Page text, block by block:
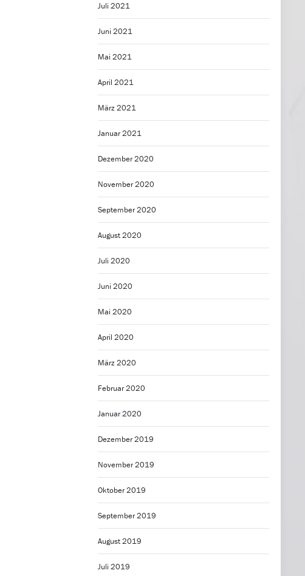
Juli 2021
Juni 2021
Mai 2021
April 2021
März 2021
Januar 2021
Dezember 2020
November 2020
September 2020
August 2020
Juli 2020
Juni 2020
Mai 2020
April 2020
März 2020
Februar 2020
Januar 2020
Dezember 2019
November 2019
Oktober 2019
September 2019
August 2019
Juli 2019